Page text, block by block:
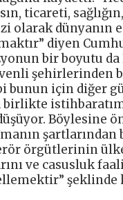
ticareti,
olarak dünyanın
diyen
bir boyutu da
şehirlerinden
bunun için diğer
Böylesine
şartlarından
örgütlerinin
ve casusluk
şeklinde